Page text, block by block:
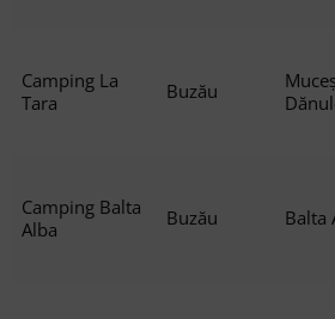
Camping La
Tara
Buzău
Camping Balta
Alba
Buzău Balta